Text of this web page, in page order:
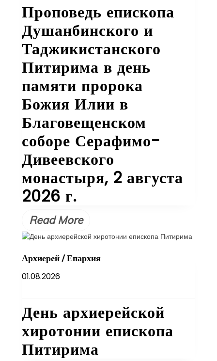
Проповедь епископа
Душанбинского и
Таджикистанского
Питирима в день
памяти пророка
Божия Илии в
Благовещенском
соборе Серафимо-
Дивеевского
монастыря, 2 августа
2026 г.
Read More
Архиерей/Епархия
01.08.2026
День архиерейской
хиротонии епископа
Питирима